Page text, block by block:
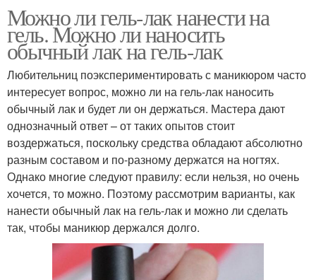
Можно ли гель-лак нанести на
гель. Можно ли наносить
обычный лак на гель-лак
Любительниц поэкспериментировать с маникюром часто
интересует вопрос, можно ли на гель-лак наносить
обычный лак и будет ли он держаться. Мастера дают
однозначный ответ – от таких опытов стоит
воздержаться, поскольку средства обладают абсолютно
разным составом и по-разному держатся на ногтях.
Однако многие следуют правилу: если нельзя, но очень
хочется, то можно. Поэтому рассмотрим варианты, как
нанести обычный лак на гель-лак и можно ли сделать
так, чтобы маникюр держался долго.